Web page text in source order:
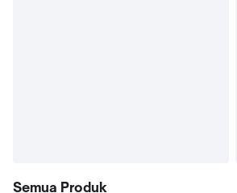
Semua Produk